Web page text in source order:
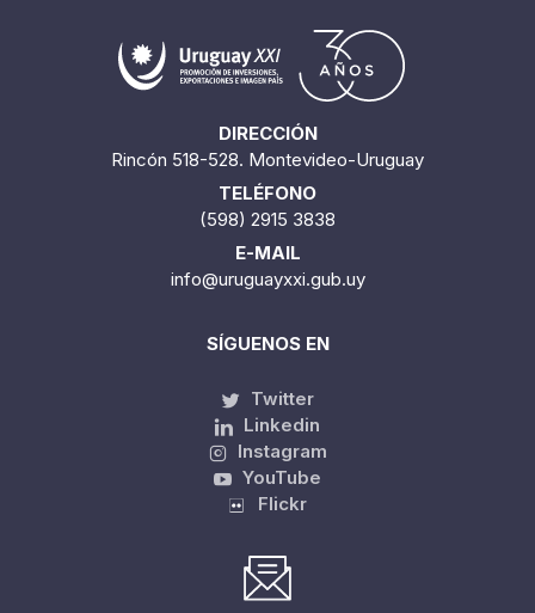
DIRECCIÓN
Rincón 518-528. Montevideo-Uruguay
TELÉFONO
(598) 2915 3838
E-MAIL
info@uruguayxxi.gub.uy
SÍGUENOS EN
Twitter
Linkedin
Instagram
YouTube
Flickr